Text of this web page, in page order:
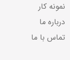
نمونه کار
درباره ما
تماس با ما